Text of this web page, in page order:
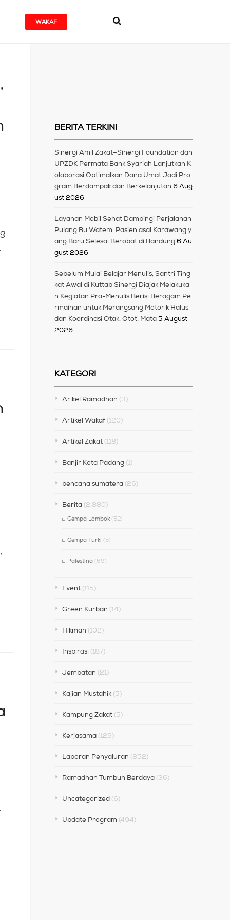
WAKAF
BERITA TERKINI
Sinergi Amil Zakat–Sinergi Foundation dan
UPZDK Permata Bank Syariah Lanjutkan K
olaborasi Optimalkan Dana Umat Jadi Pro
gram Berdampak dan Berkelanjutan 6 Aug
ust 2026
Layanan Mobil Sehat Dampingi Perjalanan
Pulang Bu Watem, Pasien asal Karawang y
ang Baru Selesai Berobat di Bandung 6 Au
gust 2026
Sebelum Mulai Belajar Menulis, Santri Ting
kat Awal di Kuttab Sinergi Diajak Melakuka
n Kegiatan Pra-Menulis Berisi Beragam Pe
rmainan untuk Merangsang Motorik Halus
dan Koordinasi Otak, Otot, Mata 5 August
2026
KATEGORI
Arikel Ramadhan (3)
Artikel Wakaf (120)
Artikel Zakat (118)
Banjir Kota Padang (1)
bencana sumatera (26)
Berita (2,880)
Gempa Lombok (52)
Gempa Turki (5)
Palestina (69)
Event (115)
Green Kurban (14)
Hikmah (102)
Inspirasi (187)
Jembatan (21)
Kajian Mustahik (5)
Kampung Zakat (5)
Kerjasama (129)
Laporan Penyaluran (852)
Ramadhan Tumbuh Berdaya (36)
Uncategorized (6)
Update Program (494)